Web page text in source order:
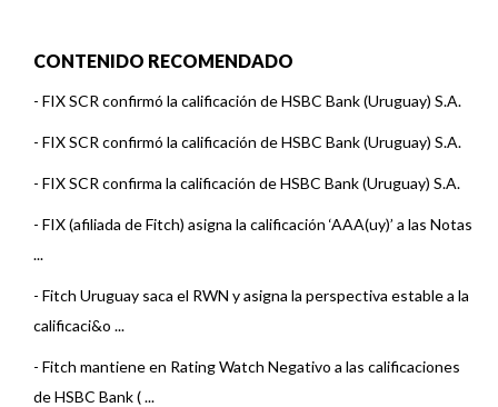
CONTENIDO RECOMENDADO
- FIX SCR confirmó la calificación de HSBC Bank (Uruguay) S.A.
- FIX SCR confirmó la calificación de HSBC Bank (Uruguay) S.A.
- FIX SCR confirma la calificación de HSBC Bank (Uruguay) S.A.
- FIX (afiliada de Fitch) asigna la calificación ‘AAA(uy)’ a las Notas
...
- Fitch Uruguay saca el RWN y asigna la perspectiva estable a la
calificaci&o ...
- Fitch mantiene en Rating Watch Negativo a las calificaciones
de HSBC Bank ( ...